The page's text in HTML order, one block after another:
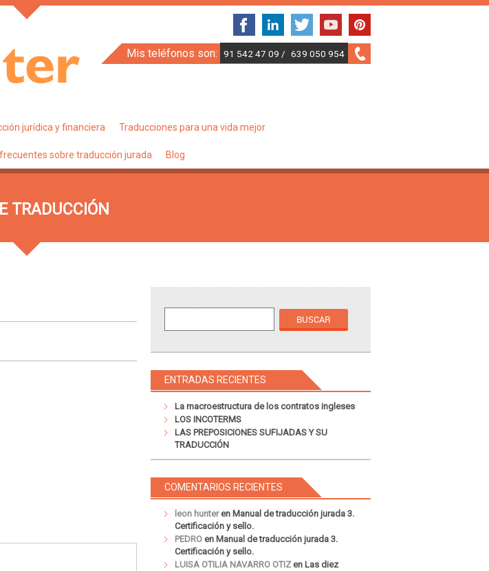
Mis teléfonos son: 91 542 47 09 / 639 050 954
jurídica y financiera Traducciones para una vida mejor
sobre traducción jurada Blog
TRADUCCIÓN
ENTRADAS RECIENTES
La macroestructura de los contratos ingleses
LOS INCOTERMS
LAS PREPOSICIONES SUFIJADAS Y SU
TRADUCCIÓN
COMENTARIOS RECIENTES
leon hunteren Manual de traducción jurada 3.
Certificación y sello.
PEDRO en Manual de traducción jurada 3.
Certificación y sello.
LUISA OTILIA NAVARRO OTIZen Las diez